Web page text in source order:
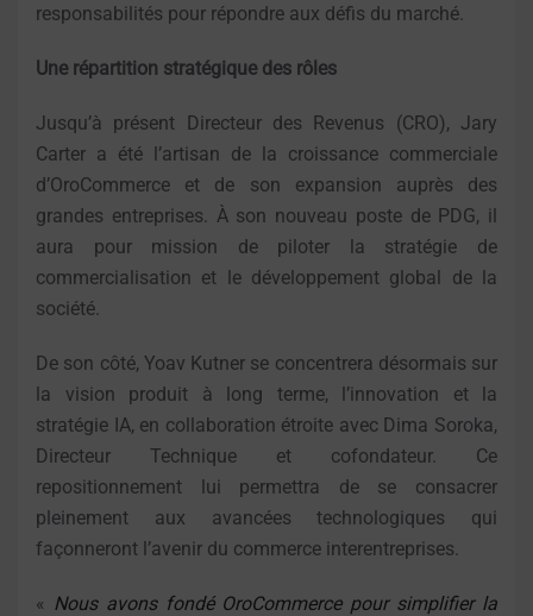
responsabilités pour répondre aux défis du marché.
Une répartition stratégique des rôles
Jusqu’à présent Directeur des Revenus (CRO), Jary
Carter a été l’artisan de la croissance commerciale
d’OroCommerce et de son expansion auprès des
grandes entreprises. À son nouveau poste de PDG, il
aura pour mission de piloter la stratégie de
commercialisation et le développement global de la
société.
De son côté, Yoav Kutner se concentrera désormais sur
la vision produit à long terme, l’innovation et la
stratégie IA, en collaboration étroite avec Dima Soroka,
Directeur Technique et cofondateur. Ce
repositionnement lui permettra de se consacrer
pleinement aux avancées technologiques qui
façonneront l’avenir du commerce interentreprises.
« Nous avons fondé OroCommerce pour simplifier la